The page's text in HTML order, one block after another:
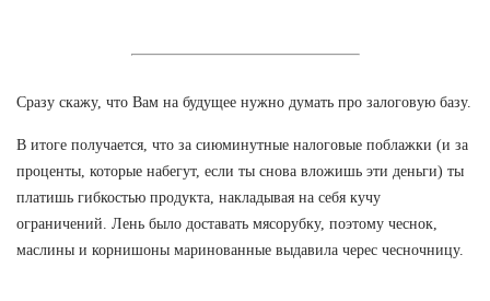
Сразу скажу, что Вам на будущее нужно думать про залоговую базу.
В итоге получается, что за сиюминутные налоговые поблажки (и за
проценты, которые набегут, если ты снова вложишь эти деньги) ты
платишь гибкостью продукта, накладывая на себя кучу
ограничений. Лень было доставать мясорубку, поэтому чеснок,
маслины и корнишоны маринованные выдавила черес чесночницу.